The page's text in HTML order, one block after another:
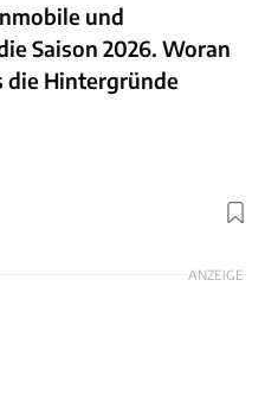
und
Saison 2026. Woran
die Hintergründe
Foto: Getty // Milan Markovic
ANZEIGE